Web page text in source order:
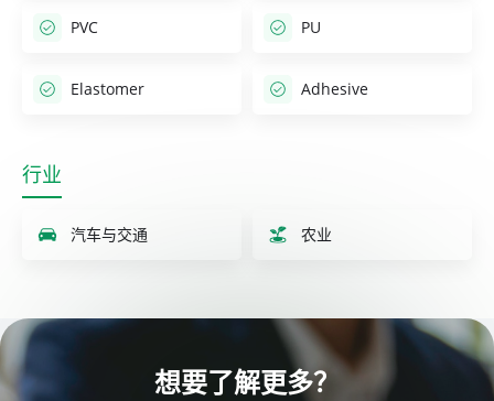
PVC PU
Elastomer Adhesive
行业
汽车与交通 农业
想要了解更多？